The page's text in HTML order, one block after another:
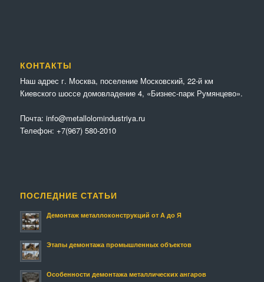
КОНТАКТЫ
Наш адрес г. Москва, поселение Московский, 22-й км
Киевского шоссе домовладение 4, «Бизнес-парк Румянцево».
Почта: info@metallolomindustriya.ru
Телефон: +7(967) 580-2010
ПОСЛЕДНИЕ СТАТЬИ
Демонтаж металлоконструкций от А до Я
Этапы демонтажа промышленных объектов
Особенности демонтажа металлических ангаров